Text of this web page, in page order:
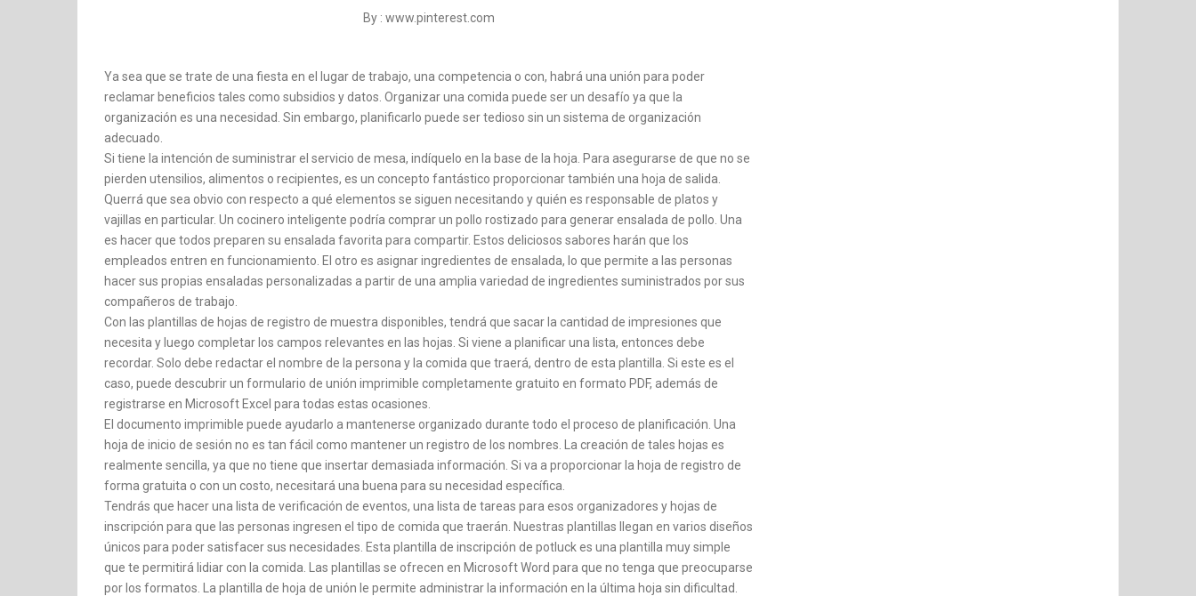
By : www.pinterest.com
Ya sea que se trate de una fiesta en el lugar de trabajo, una competencia o con, habrá una unión para poder
reclamar beneficios tales como subsidios y datos. Organizar una comida puede ser un desafío ya que la
organización es una necesidad. Sin embargo, planificarlo puede ser tedioso sin un sistema de organización
adecuado.
Si tiene la intención de suministrar el servicio de mesa, indíquelo en la base de la hoja. Para asegurarse de que no se
pierden utensilios, alimentos o recipientes, es un concepto fantástico proporcionar también una hoja de salida.
Querrá que sea obvio con respecto a qué elementos se siguen necesitando y quién es responsable de platos y
vajillas en particular. Un cocinero inteligente podría comprar un pollo rostizado para generar ensalada de pollo. Una
es hacer que todos preparen su ensalada favorita para compartir. Estos deliciosos sabores harán que los
empleados entren en funcionamiento. El otro es asignar ingredientes de ensalada, lo que permite a las personas
hacer sus propias ensaladas personalizadas a partir de una amplia variedad de ingredientes suministrados por sus
compañeros de trabajo.
Con las plantillas de hojas de registro de muestra disponibles, tendrá que sacar la cantidad de impresiones que
necesita y luego completar los campos relevantes en las hojas. Si viene a planificar una lista, entonces debe
recordar. Solo debe redactar el nombre de la persona y la comida que traerá, dentro de esta plantilla. Si este es el
caso, puede descubrir un formulario de unión imprimible completamente gratuito en formato PDF, además de
registrarse en Microsoft Excel para todas estas ocasiones.
El documento imprimible puede ayudarlo a mantenerse organizado durante todo el proceso de planificación. Una
hoja de inicio de sesión no es tan fácil como mantener un registro de los nombres. La creación de tales hojas es
realmente sencilla, ya que no tiene que insertar demasiada información. Si va a proporcionar la hoja de registro de
forma gratuita o con un costo, necesitará una buena para su necesidad específica.
Tendrás que hacer una lista de verificación de eventos, una lista de tareas para esos organizadores y hojas de
inscripción para que las personas ingresen el tipo de comida que traerán. Nuestras plantillas llegan en varios diseños
únicos para poder satisfacer sus necesidades. Esta plantilla de inscripción de potluck es una plantilla muy simple
que te permitirá lidiar con la comida. Las plantillas se ofrecen en Microsoft Word para que no tenga que preocuparse
por los formatos. La plantilla de hoja de unión le permite administrar la información en la última hoja sin dificultad.